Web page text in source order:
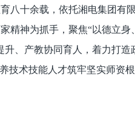
八十余载，依托湘电集团有
精神为抓手，聚焦“以德立身
、产教协同育人，着力打造
技术技能人才筑牢坚实师资根